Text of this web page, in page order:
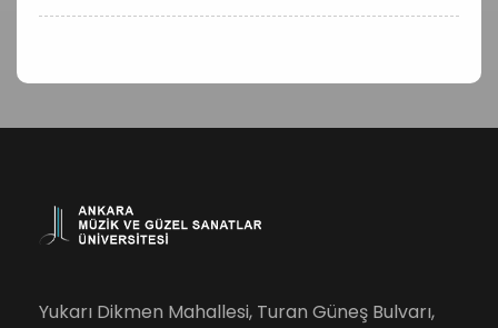
Yukarı Dikmen Mahallesi, Turan Güneş Bulvarı,